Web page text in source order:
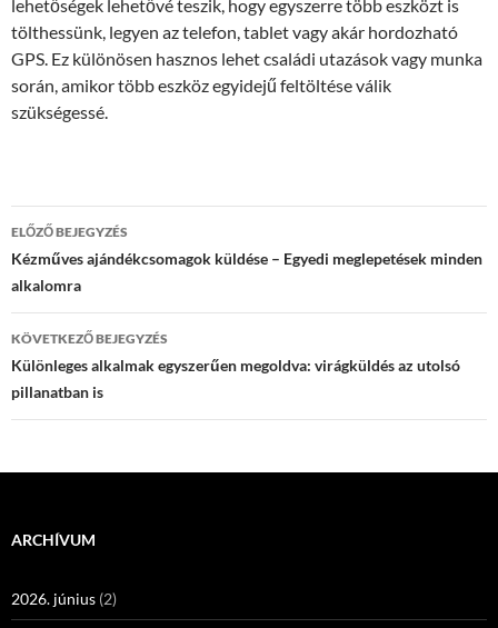
lehetőségek lehetővé teszik, hogy egyszerre több eszközt is
tölthessünk, legyen az telefon, tablet vagy akár hordozható
GPS. Ez különösen hasznos lehet családi utazások vagy munka
során, amikor több eszköz egyidejű feltöltése válik
szükségessé.
Bejegyzés
navigáció
ELŐZŐ BEJEGYZÉS
Kézműves ajándékcsomagok küldése – Egyedi meglepetések minden
alkalomra
KÖVETKEZŐ BEJEGYZÉS
Különleges alkalmak egyszerűen megoldva: virágküldés az utolsó
pillanatban is
ARCHÍVUM
2026. június (2)